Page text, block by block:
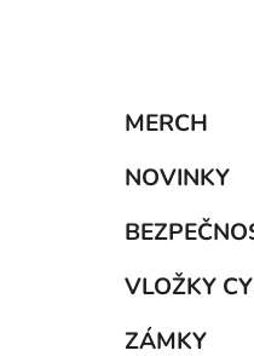
Přeskočit
kategorie
MERCH
NOVINKY
VLOŽKY
ZÁMKY